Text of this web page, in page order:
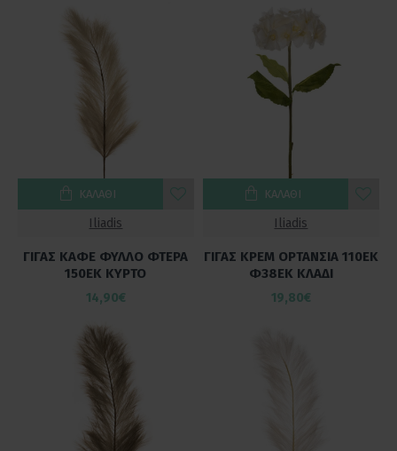
Iliadis
ΓΙΓΑΣ ΚΑΦΕ ΦΥΛΛΟ ΦΤΕΡΑ
150ΕΚ ΚΥΡΤΟ
14,90€
ΚΑΛΆΘΙ
Iliadis
ΓΙΓΑΣ ΚΡΕΜ ΟΡΤΑΝΣΙΑ 110ΕΚ
Φ38ΕΚ ΚΛΑΔΙ
19,80€
ΚΑΛΆΘΙ